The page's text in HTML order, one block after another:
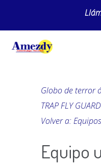
Globo de terror
TRAP FLY GUARD
Volver a:
Equipo